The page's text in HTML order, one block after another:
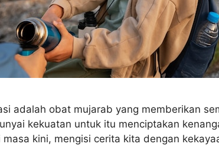
adalah obat mujarab yang memberikan
kekuatan untuk itu menciptakan
kini, mengisi cerita kita dengan